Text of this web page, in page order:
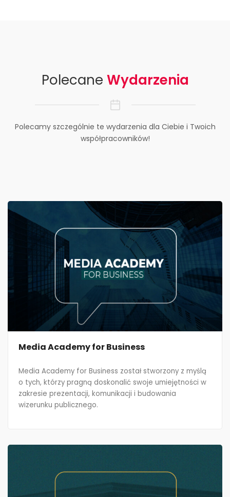
Polecane Wydarzenia
Polecamy szczególnie te wydarzenia dla Ciebie i Twoich
współpracowników!
Media Academy for Business
Media Academy for Business został stworzony z myślą
o tych, którzy pragną doskonalić swoje umiejętności w
zakresie prezentacji, komunikacji i budowania
wizerunku publicznego.